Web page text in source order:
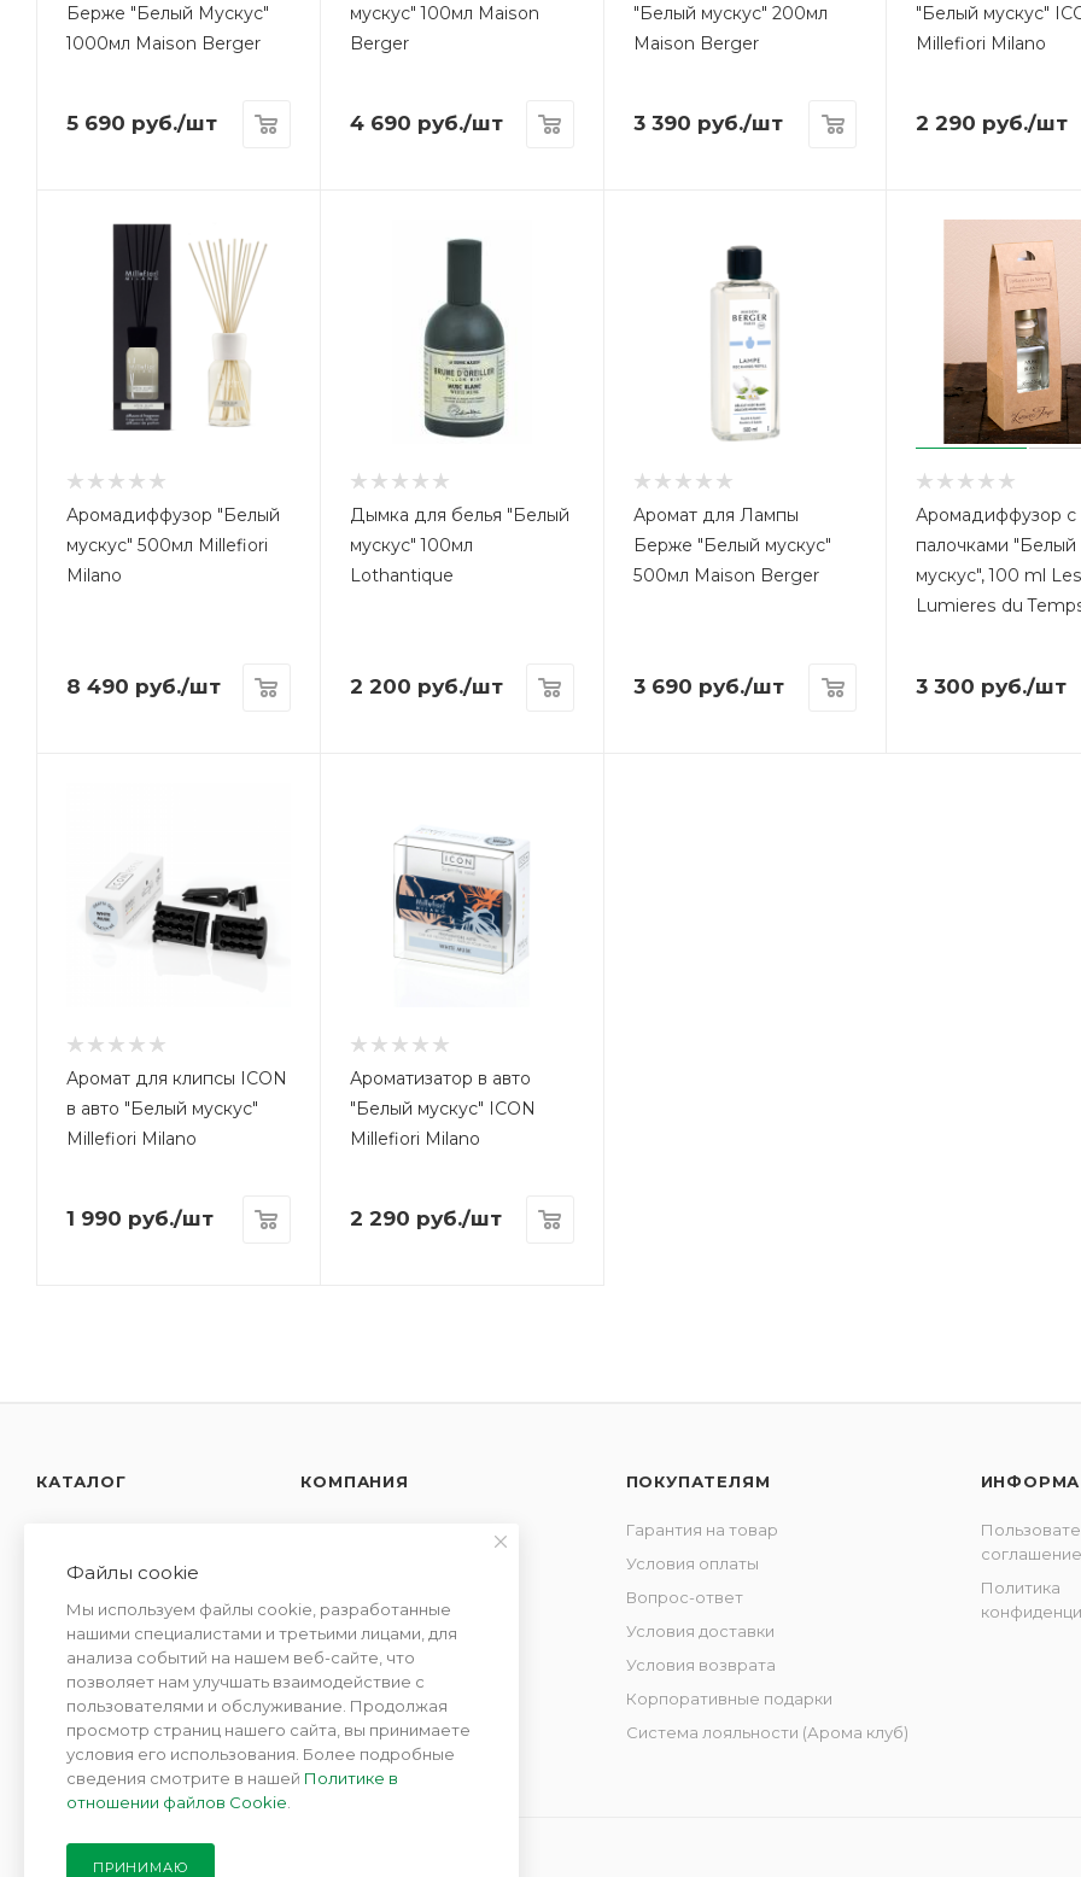
Берже "Белый Мускус"
1000мл Maison Berger
5 690 руб./шт
мускус" 100мл Maison
Berger
4 690 руб./шт
"Белый мускус" 200мл
Maison Berger
3 390 руб./шт
"Белый мускус"
Millefiori Milano
2 290 руб./шт
Аромадиффузор "Белый
мускус" 500мл Millefiori
Milano
8 490 руб./шт
Дымка для белья "Белый
мускус" 100мл
Lothantique
2 200 руб./шт
Аромат для Лампы
Берже "Белый мускус"
500мл Maison Berger
3 690 руб./шт
Аромадиффузор с
палочками "Белый
мускус", 100 ml
Lumieres du
3 300 руб./шт
Аромат для клипсы ICON
в авто "Белый мускус"
Millefiori Milano
1 990 руб./шт
Ароматизатор в авто
"Белый мускус" ICON
Millefiori Milano
2 290 руб./шт
КАТАЛОГ
УСЛУГИ
КОМПАНИЯ
Отзывы
Сотрудничество
ПОКУПАТЕЛЯМ
Гарантия на товар
Условия оплаты
Вопрос-ответ
Условия доставки
Условия возврата
Корпоративные подарки
Система лояльности (Арома клуб)
соглашение
Политика
Файлы cookie
Мы используем файлы cookie, разработанные
нашими специалистами и третьими лицами, для
анализа событий на нашем веб-сайте, что
позволяет нам улучшать взаимодействие с
пользователями и обслуживание. Продолжая
просмотр страниц нашего сайта, вы принимаете
условия его использования. Более подробные
сведения смотрите в нашей Политике в
отношении файлов Cookie
ПРИНИМАЮ